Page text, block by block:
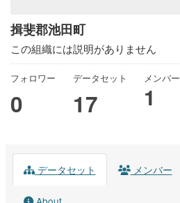
揖斐郡池田町
この組織には説明がありません
フォロワー
0
データセット
17
メンバー
1
データセット メンバー